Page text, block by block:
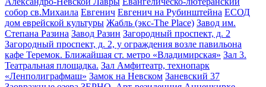
собор св.Михаила Евгенич Евгенич на Рубинштейна ЕСОД
дом еврейской культуры Жабль (экс-The Place) Завод им.
Степана Разина Завод Разин Загородный проспект, д. 2
Загородный проспект, д. 2, у ограждения возле павильона
кафе Теремок. Ближайшая ст. метро «Владимирская» Зал 3.
Театральная площадка. Зал Амфитеатр, технопарк
«Ленполиграфмаш» Замок на Невском Заневский 37